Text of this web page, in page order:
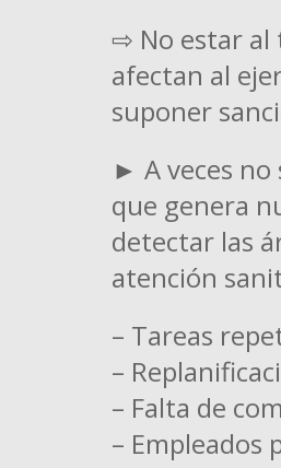
⇨ No estar al
afectan al
suponer
► A veces no
que genera
detectar las
atención
– Tareas
–
– Falta de
– Empleados